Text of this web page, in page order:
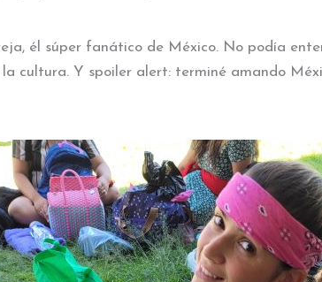
él súper fanático de México. No podía
cultura. Y spoiler alert: terminé amando